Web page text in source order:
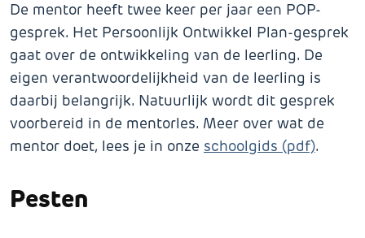
De mentor heeft twee keer per jaar een POP-
gesprek. Het Persoonlijk Ontwikkel Plan-gesprek
gaat over de ontwikkeling van de leerling. De
eigen verantwoordelijkheid van de leerling is
daarbij belangrijk. Natuurlijk wordt dit gesprek
voorbereid in de mentorles. Meer over wat de
mentor doet, lees je in onze schoolgids (pdf).
Pesten